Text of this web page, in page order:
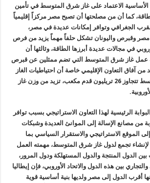
الأساسية الاعتماد على غاز شرق المتوسط في تأمين
كما أن من مصلحتها أن تصبح مصر مركزاً إقليمياً
الجغرافي وتوافر إمكانات عديدة في مصر،
مصر وقبرص واليونان تشكل حلفاً مهماً يزيد من فرص
في مجالات عديدة أبرزها الطاقة، وثالثها أن
عمل غاز شرق المتوسط التي تضم ممثلين عن قبرص
من آفاق التعاون الإقليمي خاصة أن احتياطيات الغاز
الإسرائيلي شرق المتوسط تتجاوز 26 تريليون قدم مكعب، تزيد من وزن غاز
الرئيسية لهذا التعاون الاستراتيجي بسبب توافر
من مصانع الإسالة إلى الموانئ العديدة وشبكات
الموقع الاستراتيجي والاستقرار السياسي بما
تجمع لدول غاز شرق المتوسط، مهمته العمل
الدول المنتجة والدول المستهلكة ودول المرور،
بين هذه الدول والاتحاد الأوروبي، فإن إيطاليا
أقرب الدول إلى مصر ولديها بنية أساسية قوية